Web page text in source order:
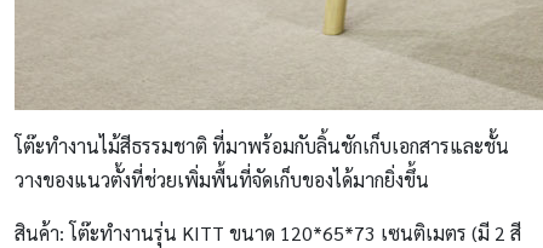
โต๊ะทำงานไม้สีธรรมชาติ ที่มาพร้อมกับลิ้นชักเก็บเอกสารและชั้น
วางของแนวตั้งที่ช่วยเพิ่มพื้นที่จัดเก็บของได้มากยิ่งขึ้น
สินค้า: โต๊ะทำงานรุ่น KITT ขนาด 120*65*73 เซนติเมตร (มี 2 สี